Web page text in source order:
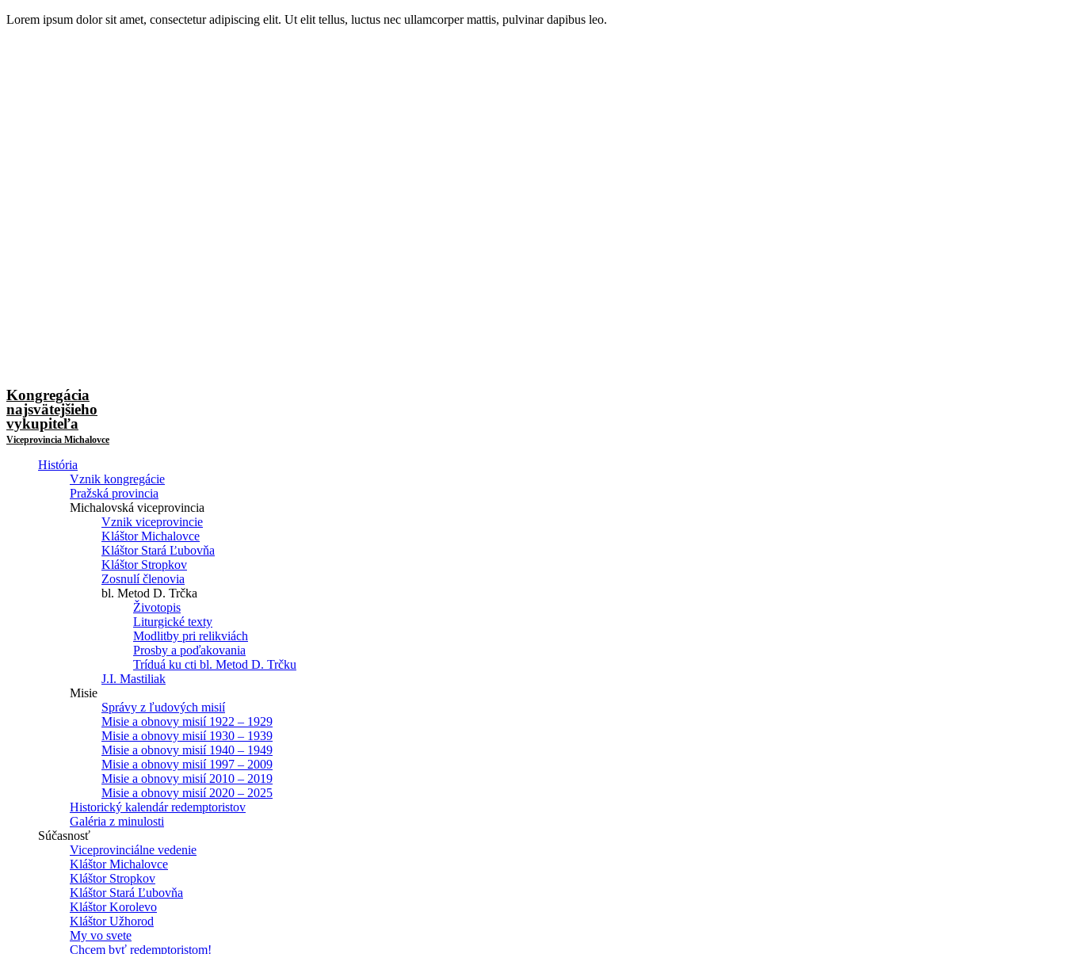
Lorem ipsum dolor sit amet, consectetur adipiscing elit. Ut elit tellus, luctus nec ullamcorper mattis, pulvinar dapibus leo.
Kongregácia
najsvätejšieho
vykupiteľa
Viceprovincia Michalovce
História
Vznik kongregácie
Pražská provincia
Michalovská viceprovincia
Vznik viceprovincie
Kláštor Michalovce
Kláštor Stará Ľubovňa
Kláštor Stropkov
Zosnulí členovia
bl. Metod D. Trčka
Životopis
Liturgické texty
Modlitby pri relikviách
Prosby a poďakovania
Tríduá ku cti bl. Metod D. Trčku
J.I. Mastiliak
Misie
Správy z ľudových misií
Misie a obnovy misií 1922 – 1929
Misie a obnovy misií 1930 – 1939
Misie a obnovy misií 1940 – 1949
Misie a obnovy misií 1997 – 2009
Misie a obnovy misií 2010 – 2019
Misie a obnovy misií 2020 – 2025
Historický kalendár redemptoristov
Galéria z minulosti
Súčasnosť
Viceprovinciálne vedenie
Kláštor Michalovce
Kláštor Stropkov
Kláštor Stará Ľubovňa
Kláštor Korolevo
Kláštor Užhorod
My vo svete
Chcem byť redemptoristom!